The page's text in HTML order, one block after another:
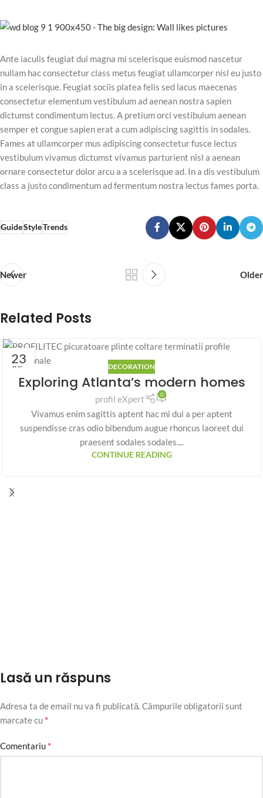
Ante iaculis feugiat dui magna mi scelerisque euismod nascetur
nullam hac consectetur class metus feugiat ullamcorper nisl eu justo
in a scelerisque. Feugiat sociis platea felis sed lacus maecenas
consectetur elementum vestibulum ad aenean nostra sapien
dictumst condimentum lectus. A pretium orci vestibulum aenean
semper et congue sapien erat a cum adipiscing sagittis in sodales.
Fames at ullamcorper mus adipiscing consectetur fusce lectus
vestibulum vivamus dictumst vivamus parturient nisl a aenean
ornare consectetur dolor arcu a a scelerisque ad. In a dis vestibulum
class a justo condimentum ad fermentum nostra lectus fames porta.
GuideStyleTrends
Newer Older
Related Posts
23
IUL. DECORATION
Exploring Atlanta’s modern homes
profil eXpert 0
Vivamus enim sagittis aptent hac mi dui a per aptent
suspendisse cras odio bibendum augue rhoncus laoreet dui
praesent sodales sodales....
CONTINUE READING
Lasă un răspuns
Adresa ta de email nu va fi publicată.Câmpurile obligatorii sunt
marcate cu *
Comentariu *